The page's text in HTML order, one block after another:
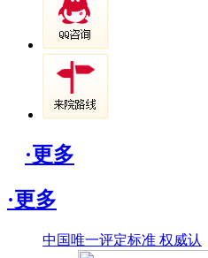
·更多
·更多
中国唯一评定标准 权威认